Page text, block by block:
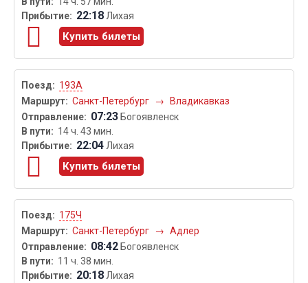
22:18Лихая
Купить билеты
193А
Санкт-Петербург
→ Владикавказ
07:23 Богоявленск
14 ч. 43 мин.
22:04Лихая
Купить билеты
175Ч
Санкт-Петербург
→ Адлер
08:42 Богоявленск
11 ч. 38 мин.
20:18Лихая